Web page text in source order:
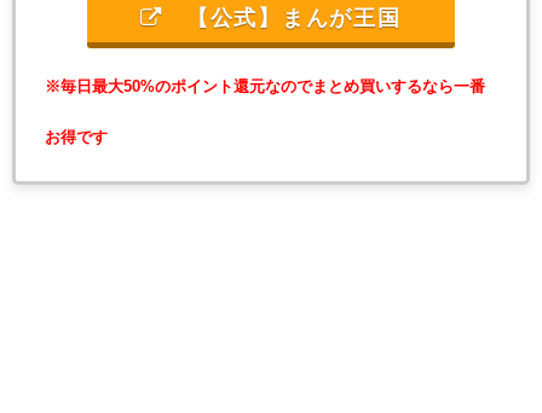
【公式】まんが王国
※毎日最大50%のポイント還元なのでまとめ買いするなら一番
お得です